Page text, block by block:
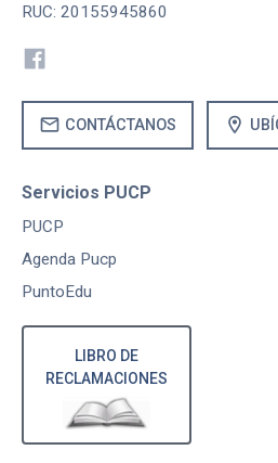
RUC: 20155945860
mail CONTÁCTANOS location_on
Servicios PUCP
PUCP
Agenda Pucp
PuntoEdu
LIBRO DE
RECLAMACIONES